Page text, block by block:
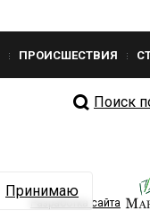
ПРОИСШЕСТВИЯ
Поиск
Разработка сайта
Принимаю